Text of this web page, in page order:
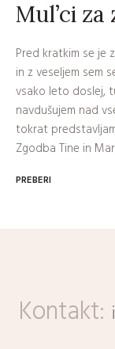
Mul’ci
Pred kratkim se je
in z veseljem sem
vsako leto doslej,
navdušujem nad
tokrat
Zgodba Tine in
PREBERI
Kontakt: